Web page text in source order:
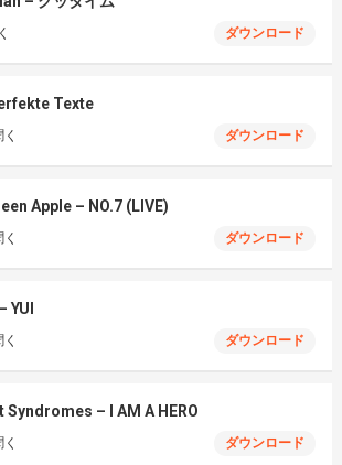
ダウンロード
Texte
ダウンロード
Apple – NO.7 (LIVE)
ダウンロード
YUI
ダウンロード
Syndromes – I AM A HERO
ダウンロード